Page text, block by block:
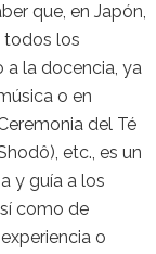
que, en Japón,
todos los
a la docencia, ya
o en
del Té
etc., es un
y guía a los
como de
o